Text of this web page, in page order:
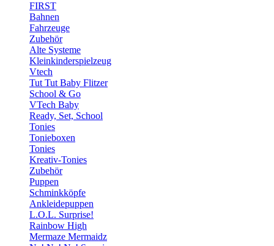
FIRST
Bahnen
Fahrzeuge
Zubehör
Alte Systeme
Kleinkinderspielzeug
Vtech
Tut Tut Baby Flitzer
School & Go
VTech Baby
Ready, Set, School
Tonies
Tonieboxen
Tonies
Kreativ-Tonies
Zubehör
Puppen
Schminkköpfe
Ankleidepuppen
L.O.L. Surprise!
Rainbow High
Mermaze Mermaidz